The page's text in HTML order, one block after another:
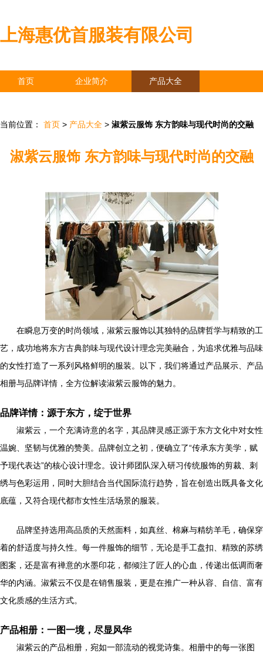
上海惠优首服装有限公司
首页 企业简介 产品大全
当前位置： 首页 > 产品大全 > 淑紫云服饰 东方韵味与现代时尚的交融
淑紫云服饰 东方韵味与现代时尚的交融
在瞬息万变的时尚领域，淑紫云服饰以其独特的品牌哲学与精致的工
艺，成功地将东方古典韵味与现代设计理念完美融合，为追求优雅与品味
的女性打造了一系列风格鲜明的服装。以下，我们将通过产品展示、产品
相册与品牌详情，全方位解读淑紫云服饰的魅力。
品牌详情：源于东方，绽于世界
淑紫云，一个充满诗意的名字，其品牌灵感正源于东方文化中对女性
温婉、坚韧与优雅的赞美。品牌创立之初，便确立了“传承东方美学，赋
予现代表达”的核心设计理念。设计师团队深入研习传统服饰的剪裁、刺
绣与色彩运用，同时大胆结合当代国际流行趋势，旨在创造出既具备文化
底蕴，又符合现代都市女性生活场景的服装。
品牌坚持选用高品质的天然面料，如真丝、棉麻与精纺羊毛，确保穿
着的舒适度与持久性。每一件服饰的细节，无论是手工盘扣、精致的苏绣
图案，还是富有禅意的水墨印花，都倾注了匠人的心血，传递出低调而奢
华的内涵。淑紫云不仅是在销售服装，更是在推广一种从容、自信、富有
文化质感的生活方式。
产品相册：一图一境，尽显风华
淑紫云的产品相册，宛如一部流动的视觉诗集。相册中的每一张图